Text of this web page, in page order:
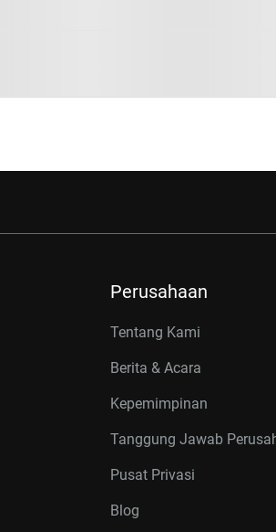
Perusahaan
Tentang Kami
Berita & Acara
Kepemimpinan
Tanggung Jawab
Pusat Privasi
Blog